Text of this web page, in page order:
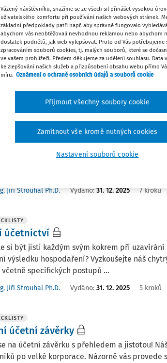
operace
operace, tedy především zachycení
dni, vyčíslení rezerv či přechodných a
Tento chytrý ...
Jiří Strouhal Ph.D. Vydáno:31. 12. 2025 10 kroků
součástí účetní uzávěrky je daňová
osob. V našem chytrém checklistu
či vyloučením daňově ...
Jiří Strouhal Ph.D. Vydáno:31. 12. 2025 7 kroků
účetnictví
si být jisti každým svým kokrem při
výsledku hospodaření? Vyzkoušejte náš
včetně specifických postupů ...
Jiří Strouhal Ph.D. Vydáno: 31. 12. 2025 5 kroků
účetní závěrky
na účetní závěrku s přehledem a jistotou!
po velké korporace. Názorně vás provede
Vážený návštěvníku, snažíme se ze všech sil přinášet vysokou
uživatelského komfortu při používání našich webových stránek.
základní předpoklady patří např. aby správně fungovalo
abychom vás neobtěžovali nevhodnou reklamou nebo abychom
dostatek podnětů, jak web vylepšovat. Proto od Vás potřebujeme
zpracováním souborů cookies, tj. malých souborů, které se
ve vašem prohlížeči. Předem děkujeme za udělení souhlasu. Data
ke zlepšování našich služeb a přizpůsobení obsahu webu přímo
míru. Oznámení o ochraně osobních údajů a souborů cookie
Nastavení souborů cookie
Zamítnout vše kromě nutných cookies
Přijmout všechny soubory cookie